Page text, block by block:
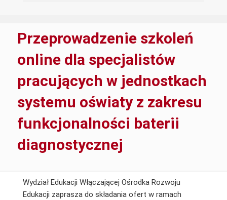
zakresu
Przeprowadzenie szkoleń
online dla specjalistów
pracujących w jednostkach
systemu oświaty z zakresu
funkcjonalności baterii
diagnostycznej
Wydział Edukacji Włączającej Ośrodka Rozwoju
Edukacji zaprasza do składania ofert w ramach